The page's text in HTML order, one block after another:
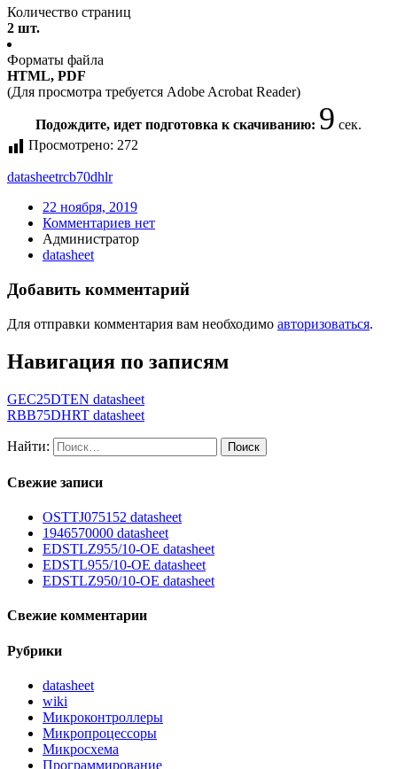
Количество страниц
2 шт.
Форматы файла
HTML, PDF
(Для просмотра требуется Adobe Acrobat Reader)
Подождите, идет подготовка к скачиванию: 9 сек.
Просмотрено: 272
datasheetrcb70dhlr
22 ноября, 2019
Комментариев нет
Администратор
datasheet
Добавить комментарий
Для отправки комментария вам необходимо авторизоваться.
Навигация по записям
GEC25DTEN datasheet
RBB75DHRT datasheet
Найти:
Свежие записи
OSTTJ075152 datasheet
1946570000 datasheet
EDSTLZ955/10-OE datasheet
EDSTL955/10-OE datasheet
EDSTLZ950/10-OE datasheet
Свежие комментарии
Рубрики
datasheet
wiki
Микроконтроллеры
Микропроцессоры
Микросхема
Программирование